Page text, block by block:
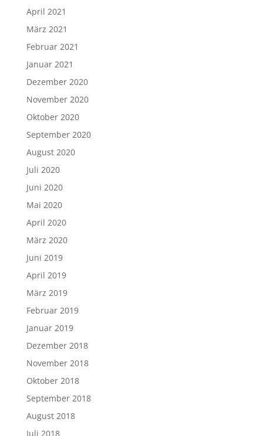
April 2021
März 2021
Februar 2021
Januar 2021
Dezember 2020
November 2020
Oktober 2020
September 2020
August 2020
Juli 2020
Juni 2020
Mai 2020
April 2020
März 2020
Juni 2019
April 2019
März 2019
Februar 2019
Januar 2019
Dezember 2018
November 2018
Oktober 2018
September 2018
August 2018
Juli 2018